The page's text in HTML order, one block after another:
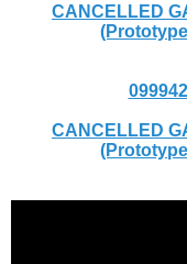
CANCELLED
CANCELLED